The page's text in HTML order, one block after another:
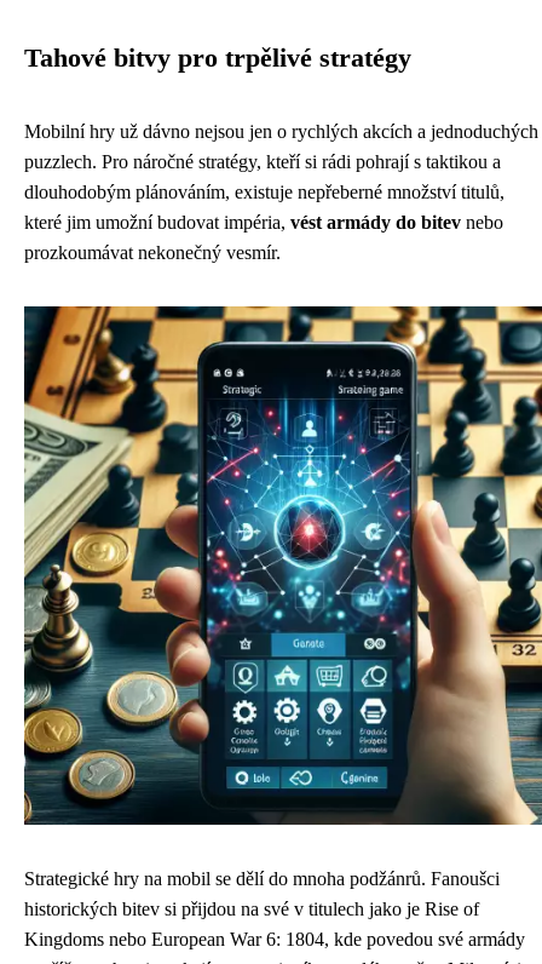
Tahové bitvy pro trpělivé stratégy
Mobilní hry už dávno nejsou jen o rychlých akcích a jednoduchých
puzzlech. Pro náročné stratégy, kteří si rádi pohrají s taktikou a
dlouhodobým plánováním, existuje nepřeberné množství titulů,
které jim umožní budovat impéria, vést armády do bitev nebo
prozkoumávat nekonečný vesmír.
Strategické hry na mobil se dělí do mnoha podžánrů. Fanoušci
historických bitev si přijdou na své v titulech jako je Rise of
Kingdoms nebo European War 6: 1804, kde povedou své armády